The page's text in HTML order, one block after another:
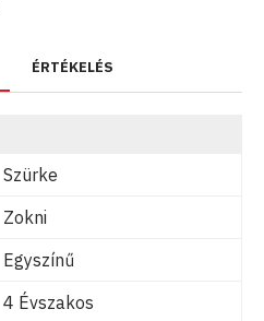
ÉRTÉKELÉS
Szürke
Zokni
Egyszínű
4 Évszakos